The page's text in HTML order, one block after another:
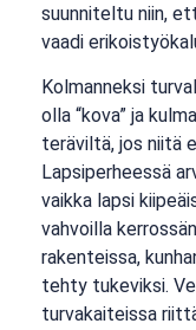
suunniteltu niin,
vaadi
Kolmanneksi
olla “kova” ja
teräviltä, jos niitä
Lapsiperheessä
vaikka lapsi
vahvoilla
rakenteissa,
tehty tukeviksi.
turvakaiteissa